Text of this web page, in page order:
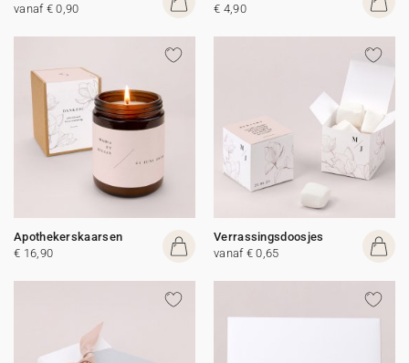
vanaf € 0,90
€ 4,90
Apothekerskaarsen
€ 16,90
Verrassingsdoosjes
vanaf € 0,65